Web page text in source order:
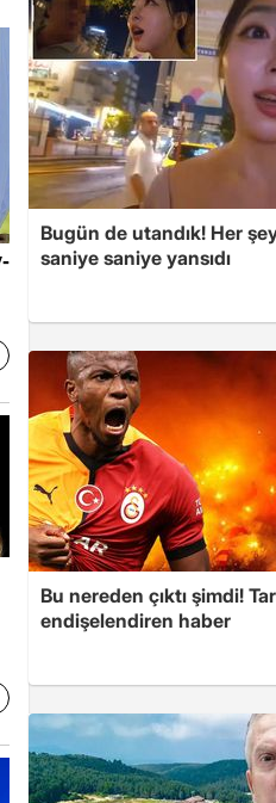
Bugün de utandık! Her
saniye saniye yansıdı
Bu nereden çıktı şimdi!
endişelendiren haber